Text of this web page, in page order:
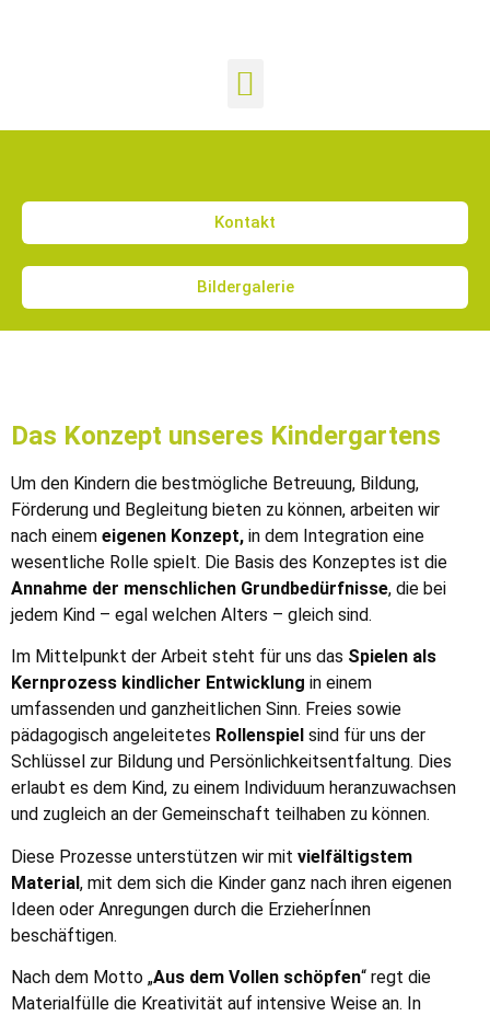
Kontakt
Bildergalerie
Das Konzept unseres Kindergartens
Um den Kindern die bestmögliche Betreuung, Bildung,
Förderung und Begleitung bieten zu können, arbeiten wir
nach einem eigenen Konzept, in dem Integration eine
wesentliche Rolle spielt. Die Basis des Konzeptes ist die
Annahme der menschlichen Grundbedürfnisse, die bei
jedem Kind – egal welchen Alters – gleich sind.
Im Mittelpunkt der Arbeit steht für uns das Spielen als
Kernprozess kindlicher Entwicklung in einem
umfassenden und ganzheitlichen Sinn. Freies sowie
pädagogisch angeleitetes Rollenspiel sind für uns der
Schlüssel zur Bildung und Persönlichkeitsentfaltung. Dies
erlaubt es dem Kind, zu einem Individuum heranzuwachsen
und zugleich an der Gemeinschaft teilhaben zu können.
Diese Prozesse unterstützen wir mit vielfältigstem
Material, mit dem sich die Kinder ganz nach ihren eigenen
Ideen oder Anregungen durch die ErzieherÍnnen
beschäftigen.
Nach dem Motto „Aus dem Vollen schöpfen“ regt die
Materialfülle die Kreativität auf intensive Weise an. In